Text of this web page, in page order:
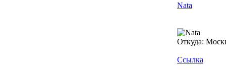
Nata
Откуда:
Ссылка